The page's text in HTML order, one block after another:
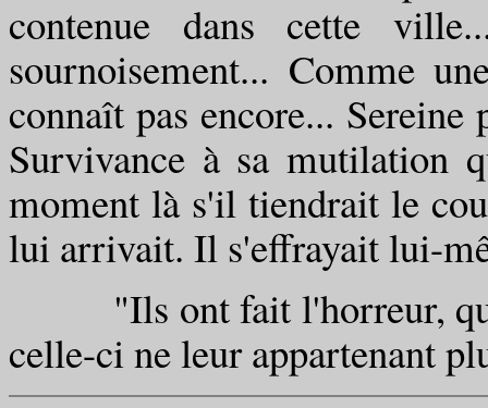
contenue dans cette
sournoisement... Comme
connaît pas encore... Sereine
Survivance à sa mutilation
moment là s'il tiendrait le
lui arrivait. Il s'effrayait lui-
"Ils ont fait l'horreur,
celle-ci ne leur appartenant